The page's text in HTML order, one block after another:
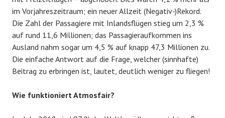
im Vorjahreszeitraum; ein neuer Allzeit (Negativ-)Rekord.
Die Zahl der Passagiere mit Inlandsflügen stieg um 2,3 %
auf rund 11,6 Millionen; das Passagieraufkommen ins
Ausland nahm sogar um 4,5 % auf knapp 47,3 Millionen zu.
Die einfache Antwort auf die Frage, welcher (sinnhafte)
Beitrag zu erbringen ist, lautet, deutlich weniger zu fliegen!
Wie funktioniert Atmosfair?